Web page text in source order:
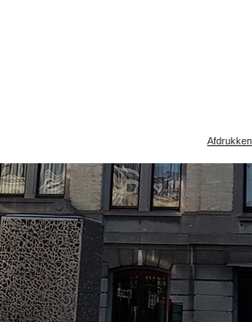
Afdrukken